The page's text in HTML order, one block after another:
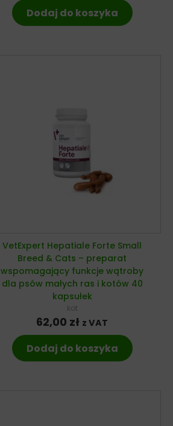
Dodaj do koszyka
VetExpert Hepatiale Forte Small
Breed & Cats – preparat
wspomagający funkcje wątroby
dla psów małych ras i kotów 40
kapsułek
kot
62,00 zł z VAT
Dodaj do koszyka